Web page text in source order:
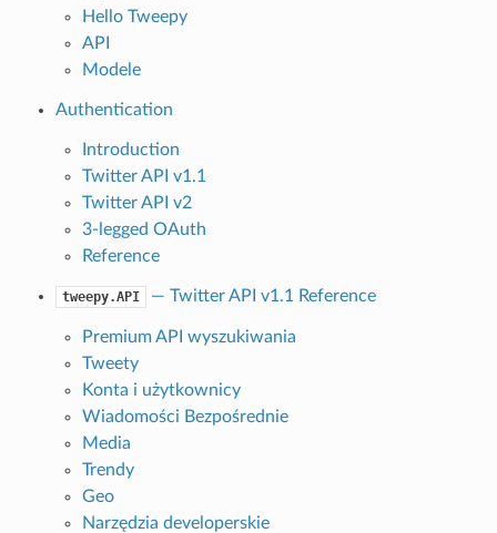
Hello Tweepy
API
Modele
Authentication
Introduction
Twitter API v1.1
Twitter API v2
3-legged OAuth
Reference
tweepy.API — Twitter API v1.1 Reference
Premium API wyszukiwania
Tweety
Konta i użytkownicy
Wiadomości Bezpośrednie
Media
Trendy
Geo
Narzędzia developerskie